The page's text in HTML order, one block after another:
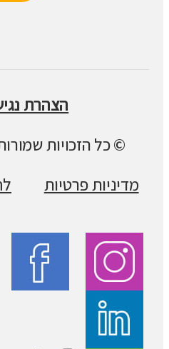
הצהרת
© כל הזכויות
מדיניות פרטיות